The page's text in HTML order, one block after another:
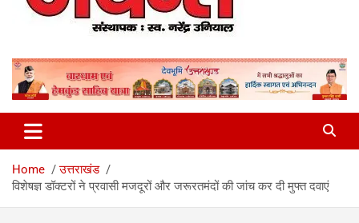
Dainik Jayant
Home
उत्तराखंड
विशेषज्ञ डॉक्टरों ने प्रवासी मजदूरों और जरूरतमंदों की जांच कर दी मुफ्त दवाएं